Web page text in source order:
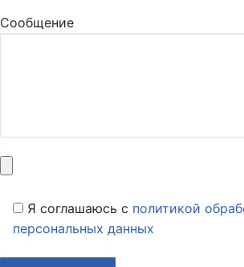
Сообщение
Я соглашаюсь c политикой
персональных данных